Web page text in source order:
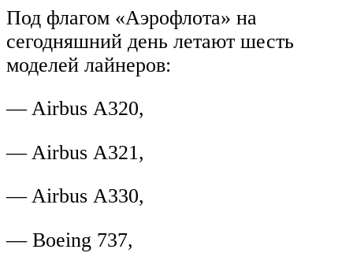
Под флагом «Аэрофлота» на
сегодняшний день летают шесть
моделей лайнеров:
— Airbus А320,
— Airbus А321,
— Airbus А330,
— Boeing 737,